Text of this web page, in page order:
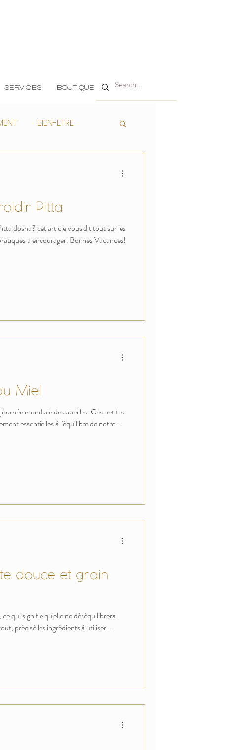
SERVICES BOUTIQUE
BIEN-ETRE
Pitta
dosha? cet article vous dit tout sur les
a encourager. Bonnes Vacances!
Miel
mondiale des abeilles. Ces petites
essentielles à l'équilibre de notre...
et grain
qui signifie qu'elle ne déséquilibrera
précisé les ingrédients à utiliser...